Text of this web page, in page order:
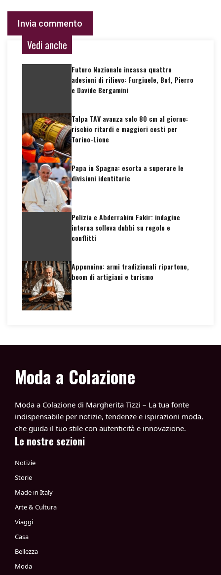
Vedi anche
Futuro Nazionale incassa quattro
adesioni di rilievo: Furgiuele, Bof, Pierro
e Davide Bergamini
Talpa TAV avanza solo 80 cm al giorno:
rischio ritardi e maggiori costi per
Torino-Lione
Papa in Spagna: esorta a superare le
divisioni identitarie
Polizia e Abderrahim Fakir: indagine
interna solleva dubbi su regole e
conflitti
Appennino: armi tradizionali ripartono,
boom di artigiani e turismo
Moda a Colazione
Moda a Colazione di Margherita Tizzi – La tua fonte
indispensabile per notizie, tendenze e ispirazioni moda,
che guida il tuo stile con autenticità e innovazione.
Le nostre sezioni
Notizie
Storie
Made in Italy
Arte & Cultura
Viaggi
Casa
Bellezza
Moda